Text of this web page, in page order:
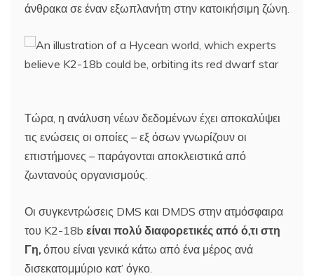
άνθρακα σε έναν εξωπλανήτη στην κατοικήσιμη ζώνη.
Τώρα, η ανάλυση νέων δεδομένων έχει αποκαλύψει
τις ενώσεις οι οποίες – εξ όσων γνωρίζουν οι
επιστήμονες – παράγονται αποκλειστικά από
ζωντανούς οργανισμούς.
Οι συγκεντρώσεις DMS και DMDS στην ατμόσφαιρα
του K2-18b είναι πολύ διαφορετικές από ό,τι στη
Γη, όπου είναι γενικά κάτω από ένα μέρος ανά
δισεκατομμύριο κατ’ όγκο.